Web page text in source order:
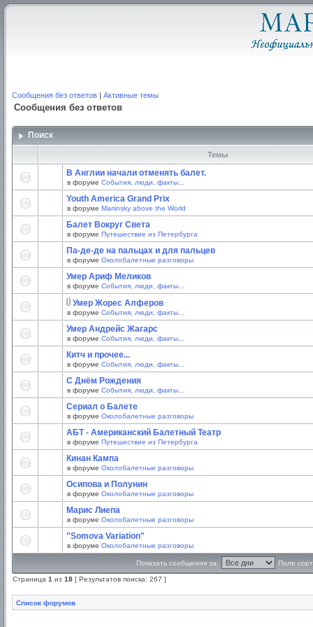
Сообщения без ответов | Активные темы
Сообщения без ответов
Поиск
Темы
В Англии начали отменять балет.
в форуме События, люди, факты...
Youth America Grand Prix
в форуме Mariinsky above the World
Балет Вокруг Света
в форуме Путешествие из Петербурга
Па-де-де на пальцах и для пальцев
в форуме Околобалетные разговоры
Умер Ариф Меликов
в форуме События, люди, факты...
Умер Жорес Алферов
в форуме События, люди, факты...
Умер Андрейс Жагарс
в форуме События, люди, факты...
Китч и прочее...
в форуме События, люди, факты...
С Днём Рождения
в форуме События, люди, факты...
Сериал о Балете
в форуме Околобалетные разговоры
АБТ - Американский Балетный Театр
в форуме Путешествие из Петербурга
Кинан Кампа
в форуме Околобалетные разговоры
Осипова и Полунин
в форуме Околобалетные разговоры
Марис Лиепа
в форуме Околобалетные разговоры
"Somova Variation"
в форуме Околобалетные разговоры
Показать сообщения за: Поле
Страница 1 из 18 [ Результатов поиска: 267 ]
Список форумов